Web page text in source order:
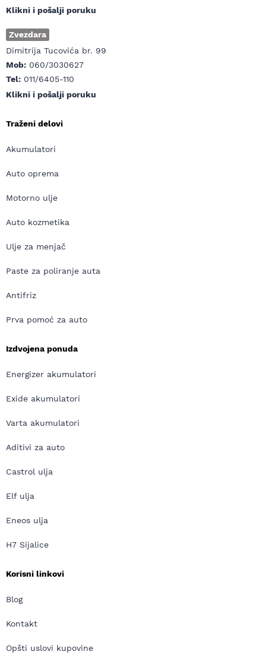
Klikni i pošalji poruku
Zvezdara
Dimitrija Tucovića br. 99
Mob: 060/3030627
Tel: 011/6405-110
Klikni i pošalji poruku
Traženi delovi
Akumulatori
Auto oprema
Motorno ulje
Auto kozmetika
Ulje za menjač
Paste za poliranje auta
Antifriz
Prva pomoć za auto
Izdvojena ponuda
Energizer akumulatori
Exide akumulatori
Varta akumulatori
Aditivi za auto
Castrol ulja
Elf ulja
Eneos ulja
H7 Sijalice
Korisni linkovi
Blog
Kontakt
Opšti uslovi kupovine